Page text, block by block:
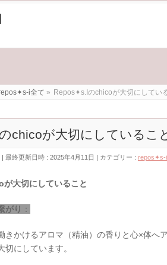
i全て » Repos✦s.Iのchicoが大切にしてい
chicoが大切にしているこ
最終更新日時 : 2025年4月11日 カテゴリー : repos✦s-
大切にしていること
がり ：
きかけるアロマ（精油）の香りと心×体へ
切にしています。